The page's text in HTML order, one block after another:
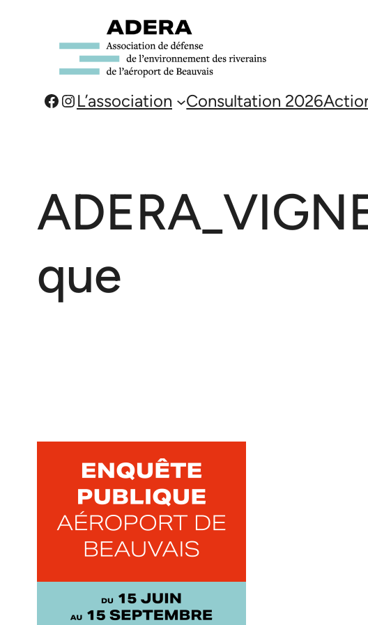
Facebook
Instagram
L’association Consultation 2026
que